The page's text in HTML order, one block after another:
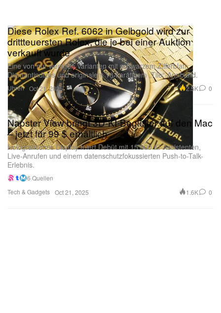
Uhren
Diese Rolex Ref. 6062 in Gelbgold wird zur
drittteuersten Rolex, die je bei einer Auktion
verkauft wurde
Eine von nur wenigen Varianten mit schwarzem Zifferblatt,
Diamantindizes und originalem 18-karätigem „Tile“-Armband.
Oct 21, 2025 2.5K 0
Tech & Gadgets
Napster View bringt 3D-KI-Begleiter auf den Mac
– jetzt für 99 $ erhältlich
Holografisches Display feiert Debüt mit 15.000 KI-Assistenten,
Live-Anrufen und einem datenschutzfokussierten Push-to-Talk-
Erlebnis.
6 Quellen
Oct 21, 2025
1.6K 0